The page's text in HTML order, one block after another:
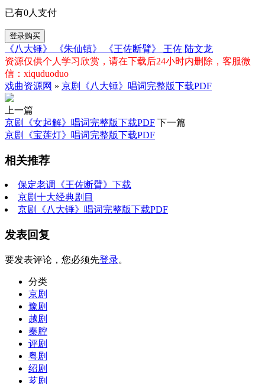
已有0人支付
登录购买
《八大锤》 《朱仙镇》 《王佐断臂》 王佐 陆文龙
资源仅供个人学习欣赏，请在下载后24小时内删除，客服微
信：xiquduoduo
戏曲资源网 » 京剧《八大锤》唱词完整版下载PDF
上一篇
京剧《女起解》唱词完整版下载PDF 下一篇
京剧《宝莲灯》唱词完整版下载PDF
相关推荐
保定老调《王佐断臂》下载
京剧十大经典剧目
京剧《八大锤》唱词完整版下载PDF
发表回复
要发表评论，您必须先登录。
分类
京剧
豫剧
越剧
秦腔
评剧
粤剧
绍剧
芗剧